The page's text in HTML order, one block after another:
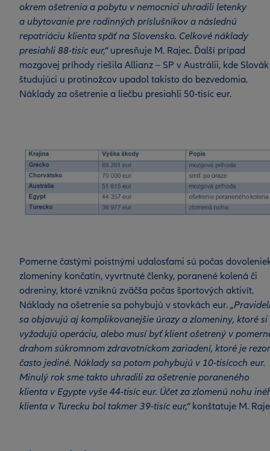
okrem ošetrenia a pobytu v nemocnici uhradili letenky
a ubytovanie pre rodinných príslušníkov a následnú
repatriáciu klienta späť na Slovensko. Celkové náklady
presiahli 88-tisíc eur,“upresňuje M. Rajec. Ďalší prípad
mozgovej príhody riešila Allianz – SP v Austrálii, kde Slovák
študujúci u protinožcov upadol takisto do bezvedomia.
Náklady za ošetrenie a liečbu presiahli 50-tisíc eur.
Pomerne častými poistnými udalosťami sú počas
zlomeniny končatín, vyvrtnuté členky, poranené kolená či
odreniny, ktoré vzniknú zväčša počas športových aktivít.
Náklady na ošetrenie sa pohybujú v stovkách eur.
sa objavujú aj komplikovanejšie úrazy a zlomeniny, ktoré si
vyžadujú operáciu, alebo musí byť klient ošetrený v
drahom súkromnom zdravotníckom zariadení, ktoré je
často jediné. Náklady sa potom pohybujú v 10-tisícoch eur.
Minulý rok sme takto uhradili za ošetrenie poraneného
klienta v Egypte vyše 44-tisíc eur. Účet za zlomenú nohu
klienta v Turecku bol takmer 39-tisíc eur,“konštatuje M.